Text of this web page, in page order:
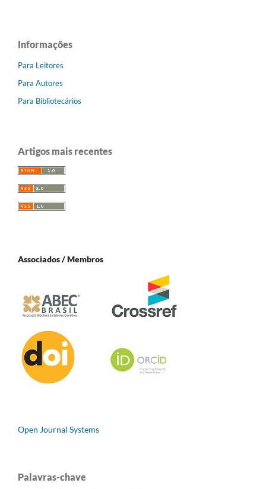
Informações
Para Leitores
Para Autores
Para Bibliotecários
Artigos mais recentes
Associados / Membros
Open Journal Systems
Palavras-chave